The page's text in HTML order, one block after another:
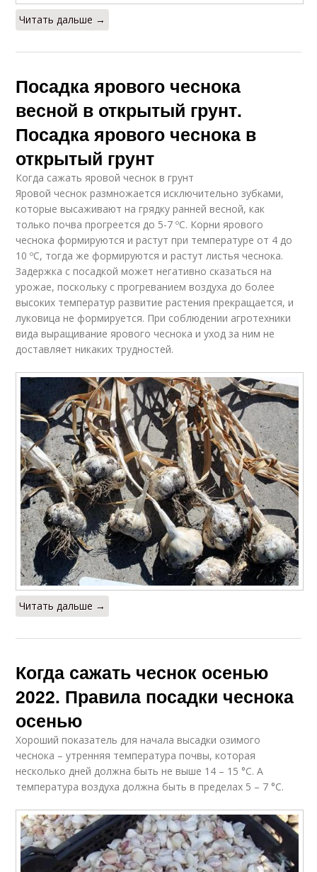
Читать дальше →
Посадка ярового чеснока
весной в открытый грунт.
Посадка ярового чеснока в
открытый грунт
Когда сажать яровой чеснок в грунт
Яровой чеснок размножается исключительно зубками,
которые высаживают на грядку ранней весной, как
только почва прогреется до 5-7 ºC. Корни ярового
чеснока формируются и растут при температуре от 4 до
10 ºC, тогда же формируются и растут листья чеснока.
Задержка с посадкой может негативно сказаться на
урожае, поскольку с прогреванием воздуха до более
высоких температур развитие растения прекращается, и
луковица не формируется. При соблюдении агротехники
вида выращивание ярового чеснока и уход за ним не
доставляет никаких трудностей.
Читать дальше →
Когда сажать чеснок осенью
2022. Правила посадки чеснока
осенью
Хороший показатель для начала высадки озимого
чеснока – утренняя температура почвы, которая
несколько дней должна быть не выше 14 – 15 °С. А
температура воздуха должна быть в пределах 5 – 7 °С.